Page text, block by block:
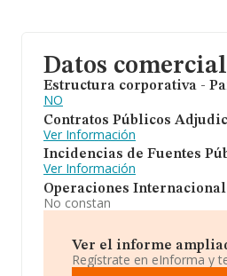
Datos
Estructura corporativa -
NO
Contratos Públicos
Ver Información
Incidencias de Fuentes
Ver Información
Operaciones
No constan
Ver el informe
Regístrate en eInforma y